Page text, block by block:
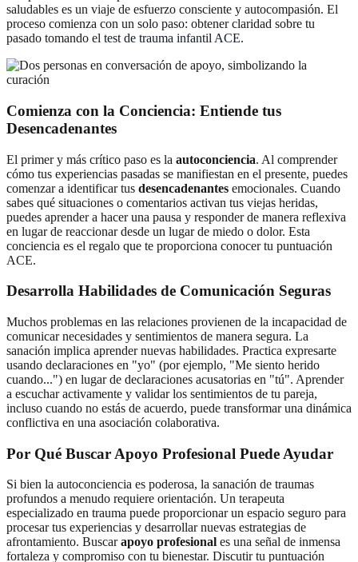
saludables es un viaje de esfuerzo consciente y autocompasión. El
proceso comienza con un solo paso: obtener claridad sobre tu
pasado tomando el test de trauma infantil ACE.
Comienza con la Conciencia: Entiende tus
Desencadenantes
El primer y más crítico paso es la autoconciencia. Al comprender
cómo tus experiencias pasadas se manifiestan en el presente, puedes
comenzar a identificar tus desencadenantes emocionales. Cuando
sabes qué situaciones o comentarios activan tus viejas heridas,
puedes aprender a hacer una pausa y responder de manera reflexiva
en lugar de reaccionar desde un lugar de miedo o dolor. Esta
conciencia es el regalo que te proporciona conocer tu puntuación
ACE.
Desarrolla Habilidades de Comunicación Seguras
Muchos problemas en las relaciones provienen de la incapacidad de
comunicar necesidades y sentimientos de manera segura. La
sanación implica aprender nuevas habilidades. Practica expresarte
usando declaraciones en "yo" (por ejemplo, "Me siento herido
cuando...") en lugar de declaraciones acusatorias en "tú". Aprender
a escuchar activamente y validar los sentimientos de tu pareja,
incluso cuando no estás de acuerdo, puede transformar una dinámica
conflictiva en una asociación colaborativa.
Por Qué Buscar Apoyo Profesional Puede Ayudar
Si bien la autoconciencia es poderosa, la sanación de traumas
profundos a menudo requiere orientación. Un terapeuta
especializado en trauma puede proporcionar un espacio seguro para
procesar tus experiencias y desarrollar nuevas estrategias de
afrontamiento. Buscarapoyo profesional es una señal de inmensa
fortaleza y compromiso con tu bienestar. Discutir tu puntuación